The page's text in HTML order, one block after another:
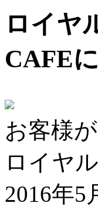
ロイヤ
CAFEに
お客様
ロイヤ
2016年5